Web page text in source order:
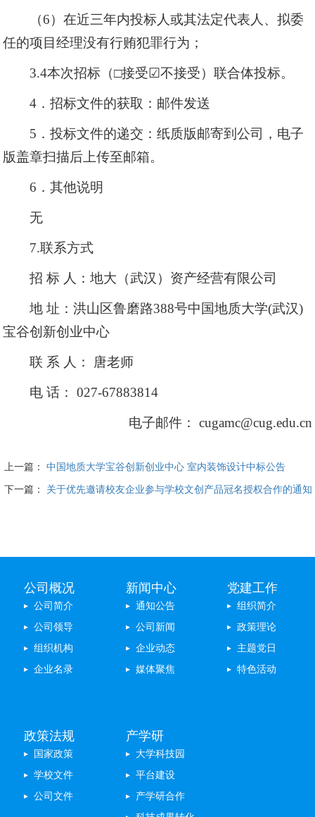
（6）在近三年内投标人或其法定代表人、拟委
任的项目经理没有行贿犯罪行为；
3.4本次招标（□接受☑不接受）联合体投标。
4．招标文件的获取：邮件发送
5．投标文件的递交：纸质版邮寄到公司，电子
版盖章扫描后上传至邮箱。
6．其他说明
无
7.联系方式
招 标 人：地大（武汉）资产经营有限公司
地 址：洪山区鲁磨路388号中国地质大学(武汉)
宝谷创新创业中心
联 系 人： 唐老师
电 话： 027-67883814
电子邮件： cugamc@cug.edu.cn
上一篇： 中国地质大学宝谷创新创业中心 室内装饰设计中标公告
下一篇： 关于优先邀请校友企业参与学校文创产品冠名授权合作的通知
公司概况
公司简介
公司领导
组织机构
企业名录
新闻中心
通知公告
公司新闻
企业动态
媒体聚焦
党建工作
组织简介
政策理论
主题党日
特色活动
政策法规
国家政策
学校文件
公司文件
产学研
大学科技园
平台建设
产学研合作